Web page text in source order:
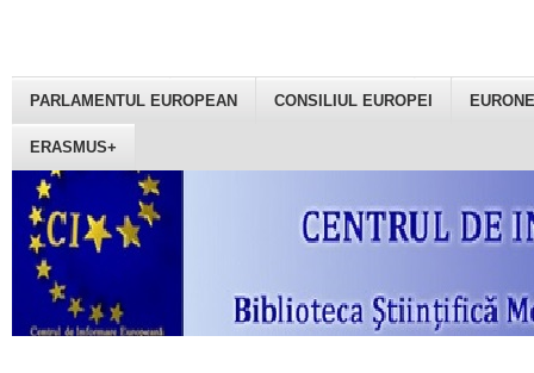
PARLAMENTUL EUROPEAN CONSILIUL EUROPEI
ERASMUS+